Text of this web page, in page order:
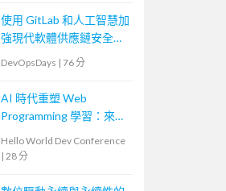
Platforms
使用 GitLab 和人工智慧加
強現代軟體供應鏈安全
Securing the Modern
with GitLab and AI
DevOpsDays | 76 分
AI 時代重塑 Web
Programming 學習：來自
Hello World Dev Conference
| 28 分